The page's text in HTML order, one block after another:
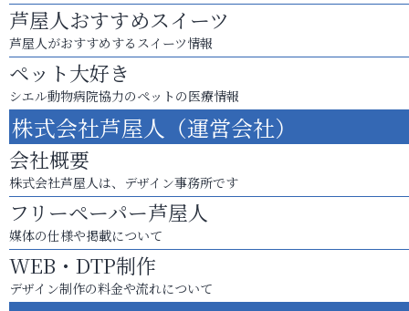
芦屋人おすすめスイーツ
芦屋人がおすすめするスイーツ情報
ペット大好き
シエル動物病院協力のペットの医療情報
株式会社芦屋人（運営会社）
会社概要
株式会社芦屋人は、デザイン事務所です
フリーペーパー芦屋人
媒体の仕様や掲載について
WEB・DTP制作
デザイン制作の料金や流れについて